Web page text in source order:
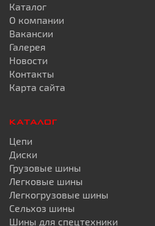
Каталог
О компании
Вакансии
Галерея
Новости
Контакты
Карта сайта
КАТАЛОГ
Цепи
Диски
Грузовые шины
Легковые шины
Легкогрузовые шины
Сельхоз шины
Шины для спецтехники